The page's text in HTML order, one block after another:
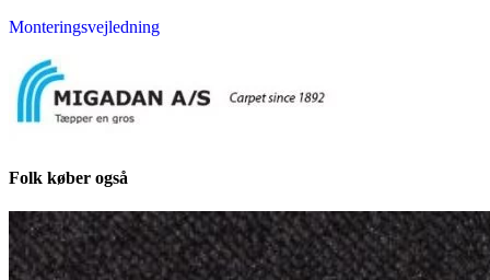
Monteringsvejledning
Folk køber også